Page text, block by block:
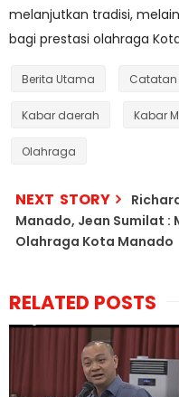
melanjutkan tradisi,
bagi prestasi olahraga
Berita Utama Catatan
Kabar daerah Kabar
Olahraga
NEXT STORY
Manado, Jean Sumilat :
Olahraga Kota Manado
RELATED POSTS